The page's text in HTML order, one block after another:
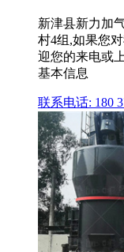
新津县新力加
村4组,如果您
迎您的来电或
基本信息
联系电话: 180